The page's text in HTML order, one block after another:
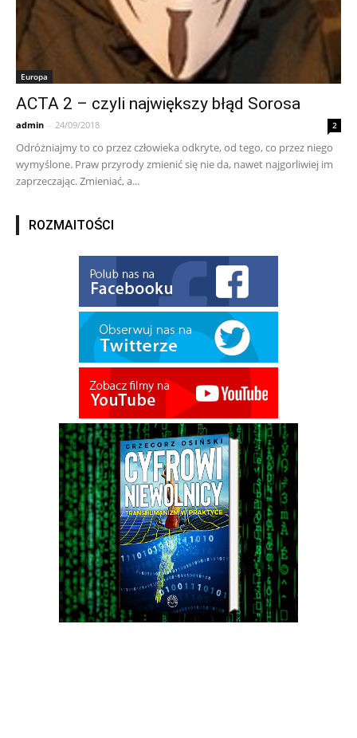
Europa
ACTA 2 – czyli największy błąd Sorosa
admin - 24/09/2018 2
Odróżniajmy to co przez człowieka odkryte, od tego, co przez niego
wymyślone. Praw przyrody zmienić się nie da, nawet najgorliwiej im
zaprzeczając. Zmieniać, a...
ROZMAITOŚCI